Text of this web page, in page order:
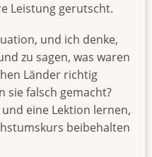
Leistung gerutscht.
und ich denke,
zu sagen, was waren
Länder richtig
sie falsch gemacht?
eine Lektion lernen,
beibehalten